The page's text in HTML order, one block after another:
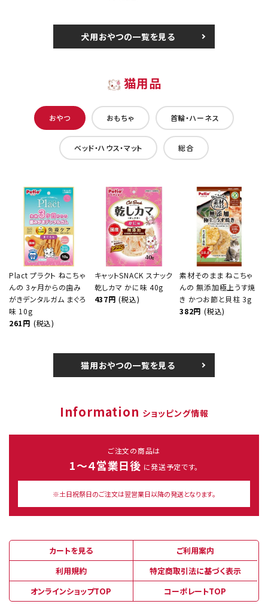
犬用おやつの一覧を見る
猫用品
おやつ おもちゃ 首輪・ハーネス
ベッド・ハウス・マット 総合
Plact プラクト ねこちゃ
んの 3ヶ月からの歯み
がきデンタルガム まぐろ
味 10g
261円 (税込)
キャットSNACK スナック
乾しカマ かに味 40g
437円 (税込)
素材そのまま ねこちゃ
んの 無添加極上うす焼
き かつお節と貝柱 3g
382円 (税込)
猫用おやつの一覧を見る
Information ショッピング情報
ご注文の商品は
1～４営業日後 に発送予定です。
※土日祝祭日のご注文は翌営業日以降の発送となります。
カートを見る
ご利用案内
利用規約
特定商取引法に基づく表示
オンラインショップTOP
コーポレートTOP